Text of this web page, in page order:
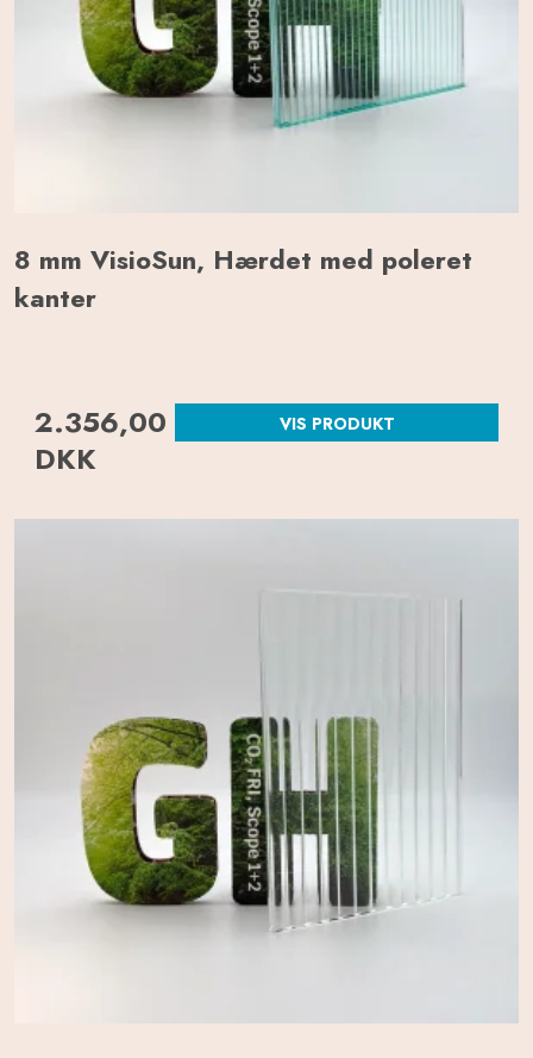
8 mm VisioSun, Hærdet med poleret
kanter
2.356,00
DKK
VIS PRODUKT